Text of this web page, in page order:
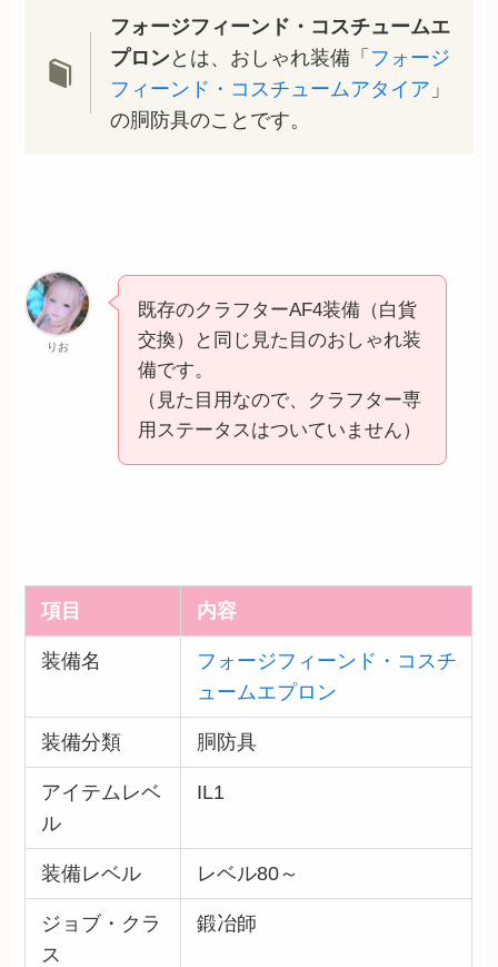
フォージフィーンド・コスチュームエ
プロンとは、おしゃれ装備「 フォージ
フィーンド・コスチュームアタイア 」
の胴防具のことです。
りお
既存のクラフターAF4装備（白貨
交換）と同じ見た目のおしゃれ装
備です。
（見た目用なので、クラフター専
用ステータスはついていません）
項目 内容
装備名
フォージフィーンド・コスチ
ュームエプロン
装備分類 胴防具
アイテムレベ
ル
IL1
装備レベル レベル80～
ジョブ・クラ
ス
鍛冶師